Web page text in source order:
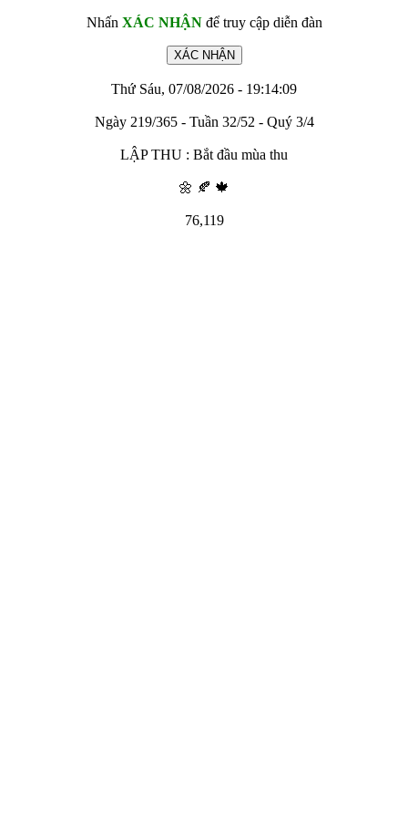
Nhấn XÁC NHẬNđể truy cập diễn đàn
Thứ Sáu, 07/08/2026 - 19:14:09
Ngày 219/365 - Tuần 32/52 - Quý 3/4
LẬP THU : Bắt đầu mùa thu
🌼 🍂 🍁
76,119